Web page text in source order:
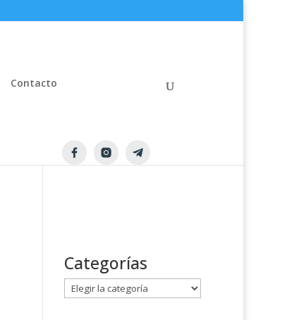
Contacto
Categorías
a